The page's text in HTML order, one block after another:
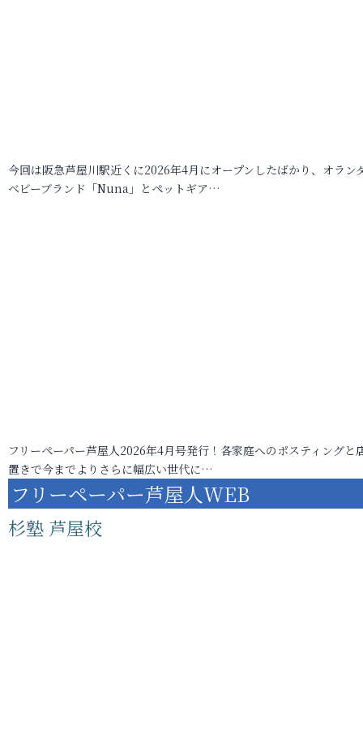
今回は阪急芦屋川駅近くに2026年4月にオープンしたばかり、オラン
ベビーブランド「Nuna」とペットギア…
フリーペーパー芦屋人2026年4月号発行！各家庭へのポスティングと
置きで今までよりさらに幅広い世代に…
フリーペーパー芦屋人WEB
杉塾 芦屋校